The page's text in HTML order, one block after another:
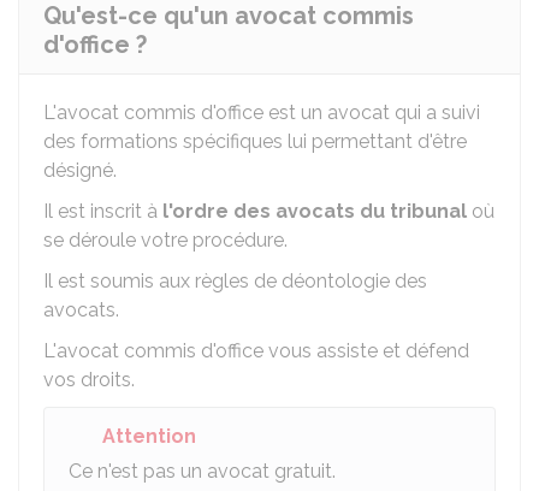
Qu'est-ce qu'un avocat commis
d'office ?
L'avocat commis d'office est un avocat qui a suivi
des formations spécifiques lui permettant d'être
désigné.
Il est inscrit à l'ordre des avocats du tribunal où
se déroule votre procédure.
Il est soumis aux règles de déontologie des
avocats.
L'avocat commis d'office vous assiste et défend
vos droits.
Attention
Ce n'est pas un avocat gratuit.